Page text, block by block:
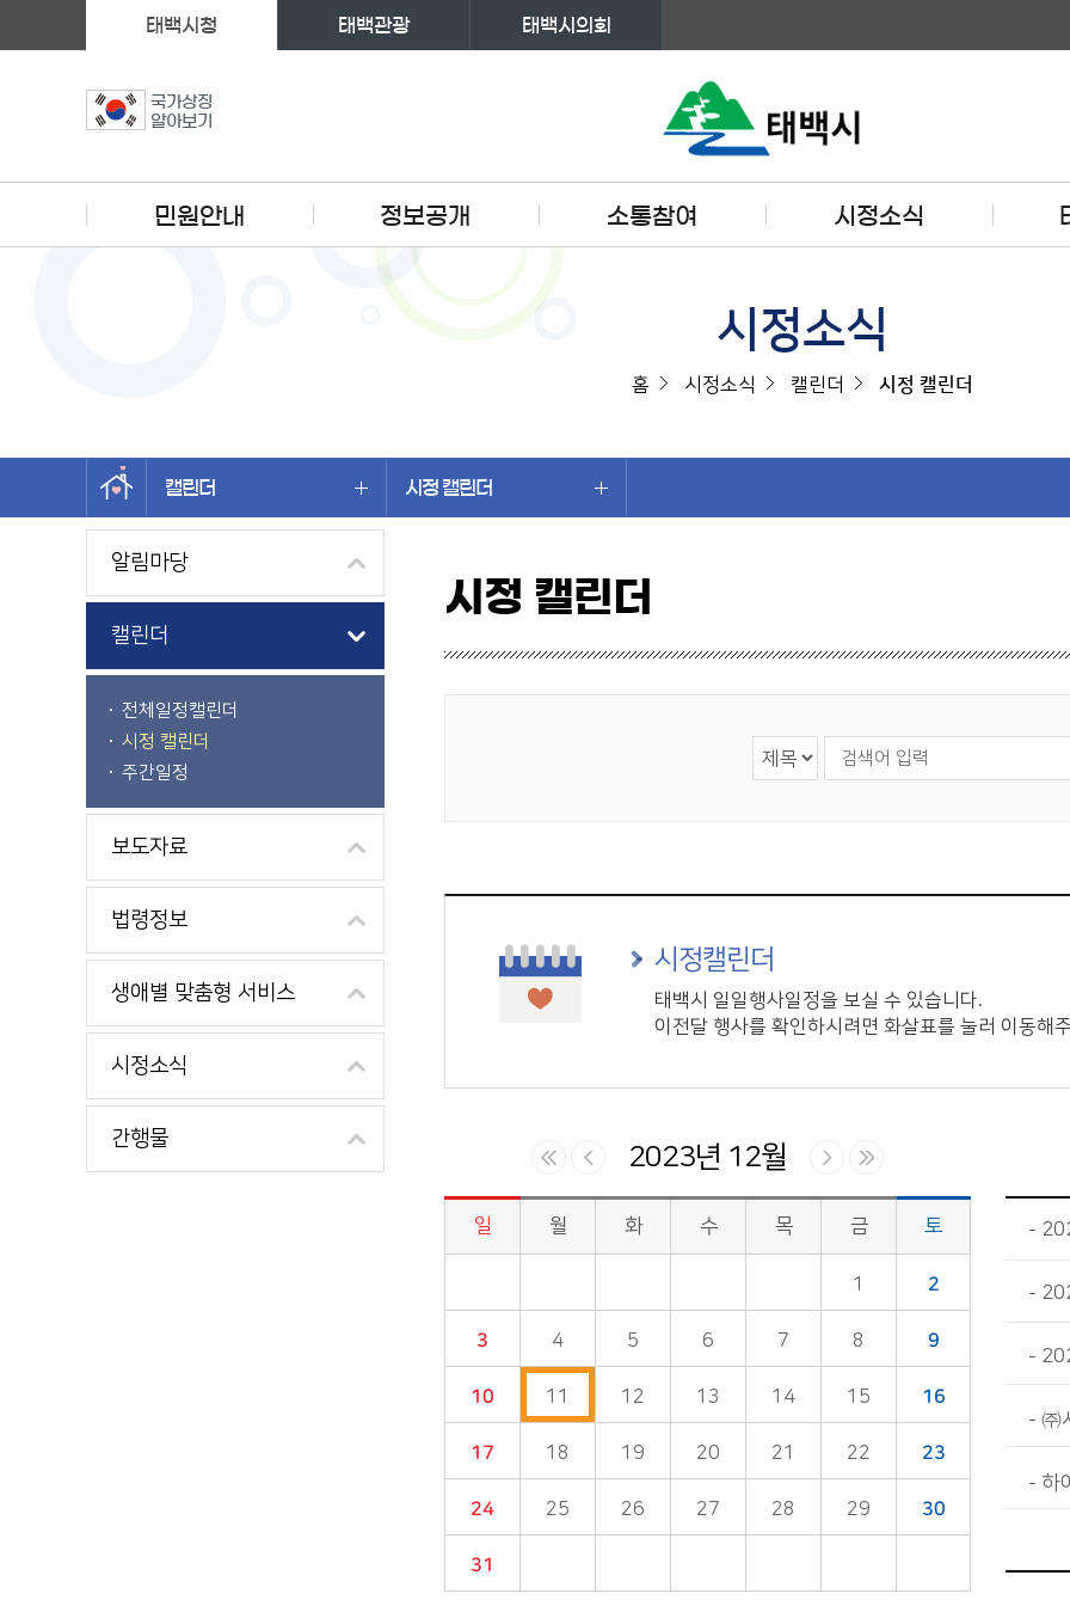
국가상징
알아보기
태백시청 태백관광 태백시의회
민원안내 정보공개 소통참여 시정소식
시정소식
홈 시정소식 캘린더 시정 캘린더
캘린더 시정 캘린더
왼쪽메뉴
알림마당
캘린더
전체일정캘린더
시정 캘린더
주간일정
보도자료
법령정보
생애별 맞춤형 서비스
시정소식
간행물
시정 캘린더
시정캘린더
태백시 일일행사일정을 보실 수 있습니다.
이전달 행사를 확인하시려면 화살표를 눌러 이동해
2023년 12월
시정소식>시정 캘린더 게시판의 (2023년 12월) 달력형태로 일정명, 일정내용을 제공합니다.
일 월 화 수 목 금 토
1 2
3 4 5 6 7 8 9
10 11 12 13 14 15 16
17 18 19 20 21 22 23
24 25 26 27 28 29 30
31
㈜
하